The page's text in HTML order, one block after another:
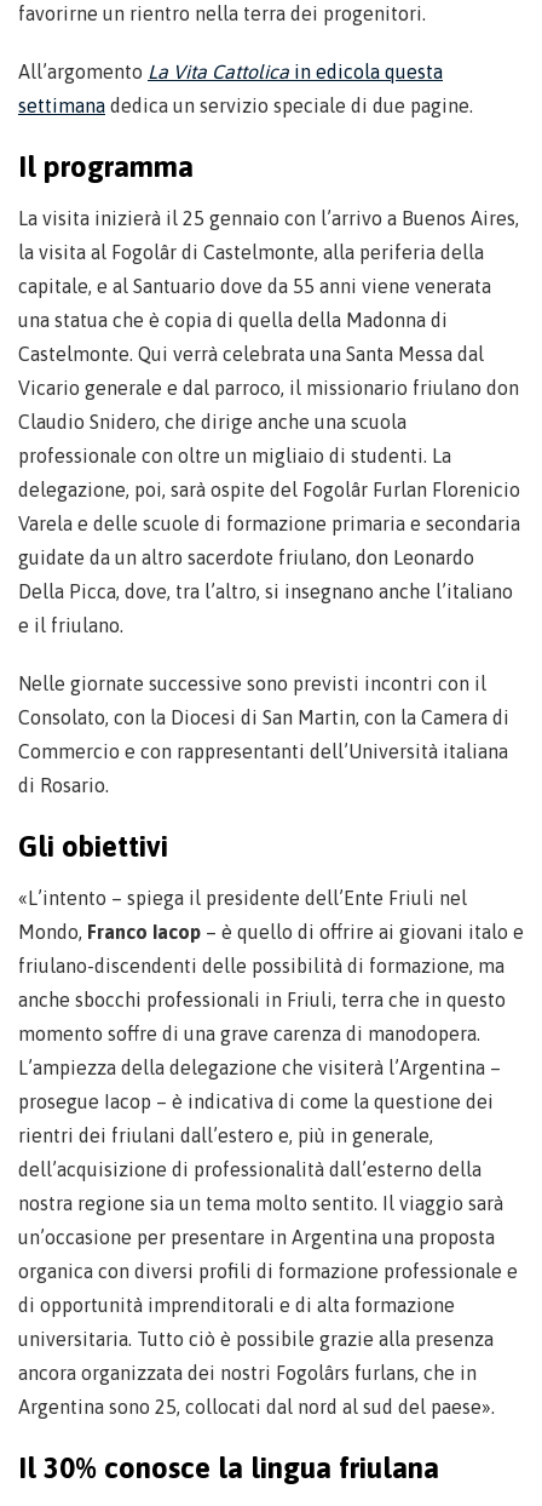
favorirne un rientro nella terra dei progenitori.
All’argomento La Vita Cattolica in edicola questa
settimana dedica un servizio speciale di due pagine.
Il programma
La visita inizierà il 25 gennaio con l’arrivo a Buenos Aires,
la visita al Fogolâr di Castelmonte, alla periferia della
capitale, e al Santuario dove da 55 anni viene venerata
una statua che è copia di quella della Madonna di
Castelmonte. Qui verrà celebrata una Santa Messa dal
Vicario generale e dal parroco, il missionario friulano don
Claudio Snidero, che dirige anche una scuola
professionale con oltre un migliaio di studenti. La
delegazione, poi, sarà ospite del Fogolâr Furlan Florenicio
Varela e delle scuole di formazione primaria e secondaria
guidate da un altro sacerdote friulano, don Leonardo
Della Picca, dove, tra l’altro, si insegnano anche l’italiano
e il friulano.
Nelle giornate successive sono previsti incontri con il
Consolato, con la Diocesi di San Martin, con la Camera di
Commercio e con rappresentanti dell’Università italiana
di Rosario.
Gli obiettivi
«L’intento – spiega il presidente dell’Ente Friuli nel
Mondo, Franco Iacop – è quello di offrire ai giovani italo e
friulano-discendenti delle possibilità di formazione, ma
anche sbocchi professionali in Friuli, terra che in questo
momento soffre di una grave carenza di manodopera.
L’ampiezza della delegazione che visiterà l’Argentina –
prosegue Iacop – è indicativa di come la questione dei
rientri dei friulani dall’estero e, più in generale,
dell’acquisizione di professionalità dall’esterno della
nostra regione sia un tema molto sentito. Il viaggio sarà
un’occasione per presentare in Argentina una proposta
organica con diversi profili di formazione professionale e
di opportunità imprenditorali e di alta formazione
universitaria. Tutto ciò è possibile grazie alla presenza
ancora organizzata dei nostri Fogolârs furlans, che in
Argentina sono 25, collocati dal nord al sud del paese».
Il 30% conosce la lingua friulana